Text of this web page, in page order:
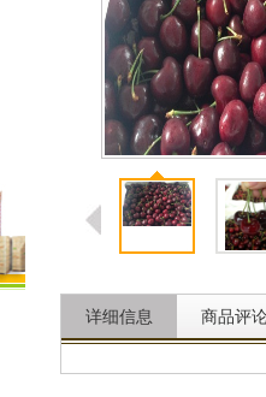
详细信息 商品评